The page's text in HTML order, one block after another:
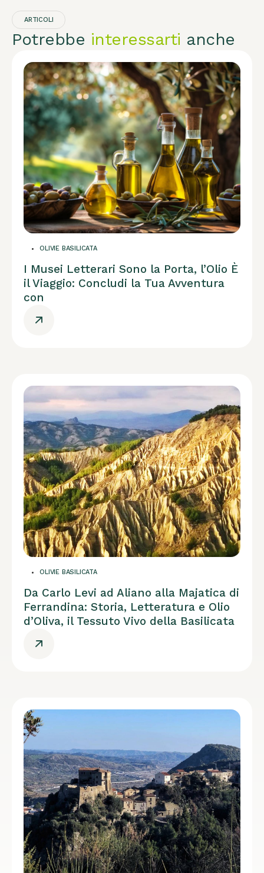
ARTICOLI
Potrebbe interessarti anche
OLIVIE BASILICATA
I Musei Letterari Sono la Porta, l’Olio È
il Viaggio: Concludi la Tua Avventura
con
OLIVIE BASILICATA
Da Carlo Levi ad Aliano alla Majatica di
Ferrandina: Storia, Letteratura e Olio
d’Oliva, il Tessuto Vivo della Basilicata